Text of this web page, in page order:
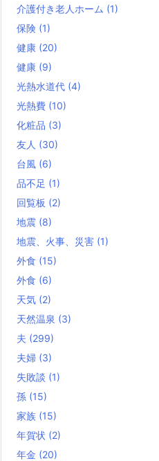
介護付き老人ホーム (1)
保険 (1)
健康 (20)
健康 (9)
光熱水道代 (4)
光熱費 (10)
化粧品 (3)
友人 (30)
台風 (6)
品不足 (1)
回覧板 (2)
地震 (8)
地震、火事、災害 (1)
外食 (15)
外食 (6)
天気 (2)
天然温泉 (3)
夫 (299)
夫婦 (3)
失敗談 (1)
孫 (15)
家族 (15)
年賀状 (2)
年金 (20)